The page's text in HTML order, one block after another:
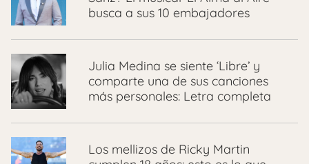
busca a sus 10 embajadores
Julia Medina se siente ‘Libre’ y
comparte una de sus canciones
más personales: Letra completa
Los mellizos de Ricky Martin